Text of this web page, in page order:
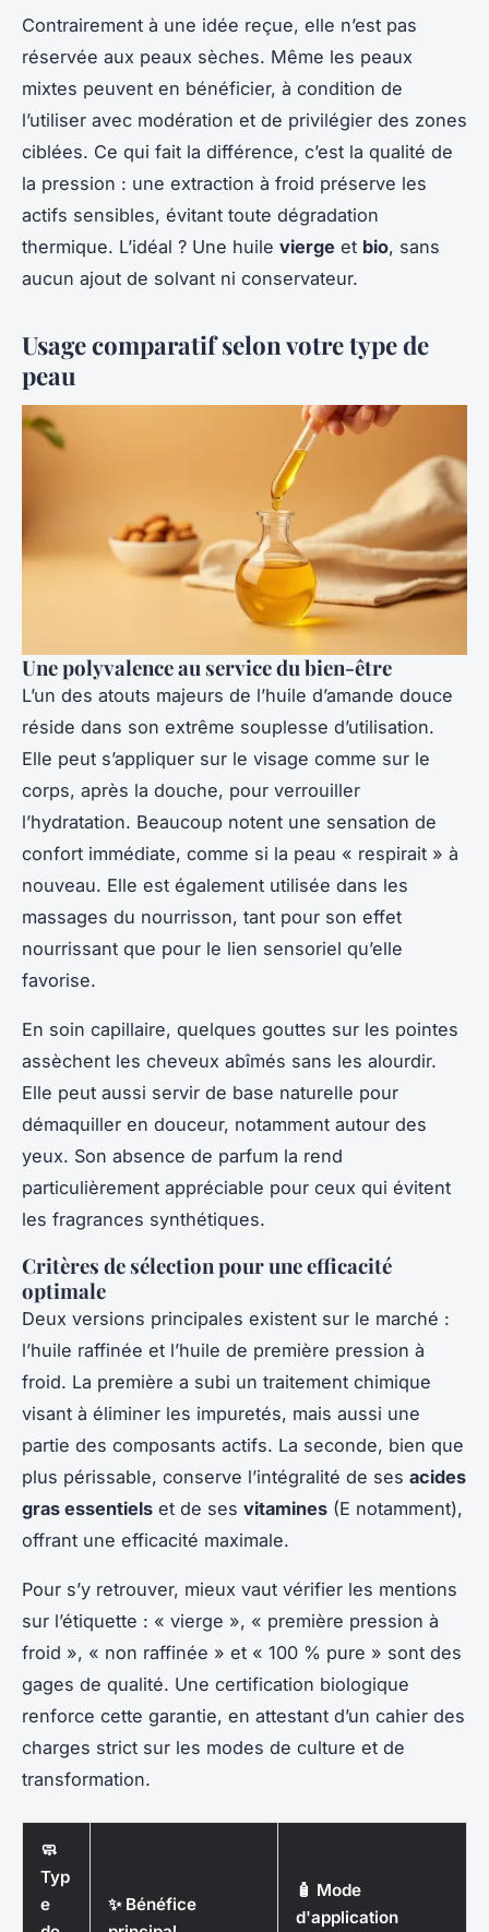
Contrairement à une idée reçue, elle n’est pas
réservée aux peaux sèches. Même les peaux
mixtes peuvent en bénéficier, à condition de
l’utiliser avec modération et de privilégier des zones
ciblées. Ce qui fait la différence, c’est la qualité de
la pression : une extraction à froid préserve les
actifs sensibles, évitant toute dégradation
thermique. L’idéal ? Une huile vierge et bio, sans
aucun ajout de solvant ni conservateur.
Usage comparatif selon votre type de
peau
Une polyvalence au service du bien-être
L’un des atouts majeurs de l’huile d’amande douce
réside dans son extrême souplesse d’utilisation.
Elle peut s’appliquer sur le visage comme sur le
corps, après la douche, pour verrouiller
l’hydratation. Beaucoup notent une sensation de
confort immédiate, comme si la peau « respirait » à
nouveau. Elle est également utilisée dans les
massages du nourrisson, tant pour son effet
nourrissant que pour le lien sensoriel qu’elle
favorise.
En soin capillaire, quelques gouttes sur les pointes
assèchent les cheveux abîmés sans les alourdir.
Elle peut aussi servir de base naturelle pour
démaquiller en douceur, notamment autour des
yeux. Son absence de parfum la rend
particulièrement appréciable pour ceux qui évitent
les fragrances synthétiques.
Critères de sélection pour une efficacité
optimale
Deux versions principales existent sur le marché :
l’huile raffinée et l’huile de première pression à
froid. La première a subi un traitement chimique
visant à éliminer les impuretés, mais aussi une
partie des composants actifs. La seconde, bien que
plus périssable, conserve l’intégralité de ses acides
gras essentiels et de ses vitamines (E notamment),
offrant une efficacité maximale.
Pour s’y retrouver, mieux vaut vérifier les mentions
sur l’étiquette : « vierge », « première pression à
froid », « non raffinée » et « 100 % pure » sont des
gages de qualité. Une certification biologique
renforce cette garantie, en attestant d’un cahier des
charges strict sur les modes de culture et de
transformation.
🧼
Typ
e
✨ Bénéfice
🧴 Mode
d'application